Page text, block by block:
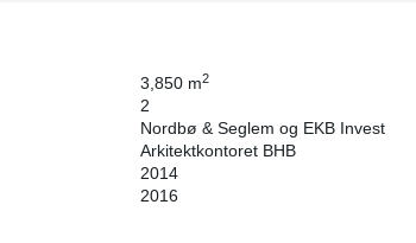
3,850 m2
2
Nordbø & Seglem og EKB Invest
Arkitektkontoret BHB
2014
2016